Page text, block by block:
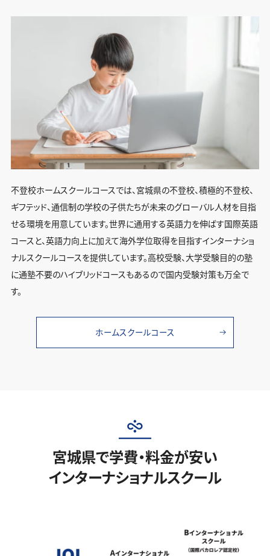
不登校ホームスクールコースでは、宮城県の不登校、積極的不登校、
ギフテッド、通信制の学校の子供たちが未来のグローバル人材を目指
せる環境を用意しています。世界に通用する英語力を伸ばす国際英語
コースと、英語力向上に加えて海外学位取得を目指すインターナショ
ナルスクールコースを提供しています。高校受験、大学受験目的の塾
に通塾不要のハイブリッドコースもあるので国内受験対策も万全で
す。
ホームスクールコース
宮城県で学費・料金が安い
インターナショナルスクール